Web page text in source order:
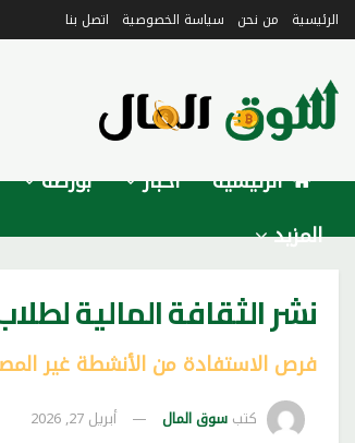
الرئيسية من نحن سياسة الخصوصية اتصل بنا
الرئيسية أخبار بورصة
المزيد
نشر الثقافة المالية
فرص الاستفادة من الأنشطة غير
كتب سوق المال أبريل 27, 2026